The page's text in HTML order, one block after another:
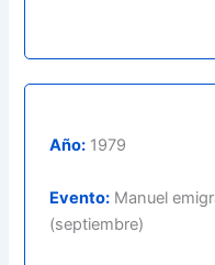
Año: 1979
Evento: Manuel
(septiembre)